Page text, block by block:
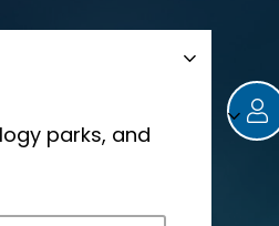
parks, and